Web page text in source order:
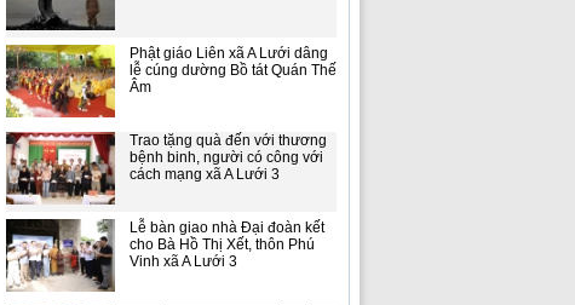
Phật giáo Liên xã A Lưới dâng
lễ cúng dường Bồ tát Quán Thế
Âm
Trao tặng quà đến với thương
bệnh binh, người có công với
cách mạng xã A Lưới 3
Lễ bàn giao nhà Đại đoàn kết
cho Bà Hồ Thị Xết, thôn Phú
Vinh xã A Lưới 3